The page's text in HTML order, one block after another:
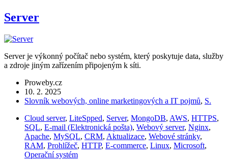
Server
Server je výkonný počítač nebo systém, který poskytuje data, služby
a zdroje jiným zařízením připojeným k síti.
Proweby.cz
10. 2. 2025
Slovník webových, online marketingových a IT pojmů, S.
Cloud server, LiteSpped, Server, MongoDB, AWS, HTTPS,
SQL, E-mail (Elektronická pošta), Webový server, Nginx,
Apache, MySQL, CRM, Aktualizace, Webové stránky,
RAM, Prohlížeč, HTTP, E-commerce, Linux, Microsoft,
Operační systém